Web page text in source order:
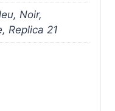
Noir,
Replica 21